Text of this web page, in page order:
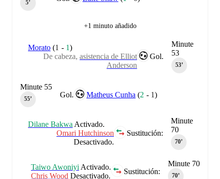
5‎’‎
+1 minuto añadido
Minute
53
53‎’‎
Gol.
Morato (1 - 1)
De cabeza,asistencia de Elliot
Anderson
Gol. Matheus Cunha (2 - 1)
Minute 55
55‎’‎
Minute
70
70‎’‎
Sustitución:
Dilane Bakwa Activado.
Omari Hutchinson
Desactivado.
Minute 70
70‎’‎
Sustitución:
Taiwo Awoniyi Activado.
Chris Wood Desactivado.